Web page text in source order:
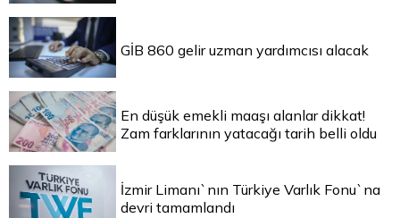
GİB 860 gelir uzman yardımcısı alacak
En düşük emekli maaşı alanlar dikkat!
Zam farklarının yatacağı tarih belli oldu
İzmir Limanı`nın Türkiye Varlık Fonu`na
devri tamamlandı